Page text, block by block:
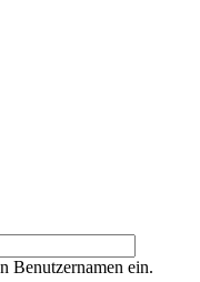
Benutzernamen ein.